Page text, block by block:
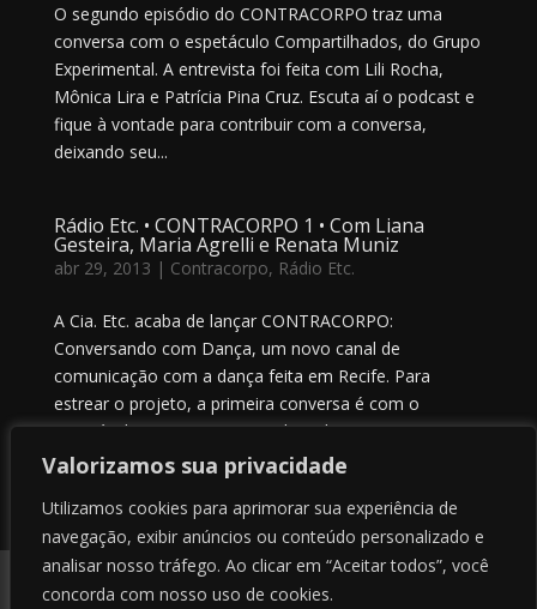
Valorizamos sua privacidade
Utilizamos cookies para aprimorar sua experiência de
navegação, exibir anúncios ou conteúdo personalizado e
analisar nosso tráfego. Ao clicar em “Aceitar todos”, você
concorda com nosso uso de cookies.
O segundo episódio do CONTRACORPO traz uma
conversa com o espetáculo Compartilhados, do Grupo
Experimental. A entrevista foi feita com Lili Rocha,
Mônica Lira e Patrícia Pina Cruz. Escuta aí o podcast e
fique à vontade para contribuir com a conversa,
deixando seu...
Rádio Etc. • CONTRACORPO 1 • Com Liana
Gesteira, Maria Agrelli e Renata Muniz
abr 29, 2013 | Contracorpo, Rádio Etc.
A Cia. Etc. acaba de lançar CONTRACORPO:
Conversando com Dança, um novo canal de
comunicação com a dança feita em Recife. Para
estrear o projeto, a primeira conversa é com o
espetáculo SEGUNDA PELE, do Coletivo Lugar
Comum. As dançarinas e criadoras Liana Gesteira,...
Próximas Entradas »
Contato
Sobre nós
Termos de uso